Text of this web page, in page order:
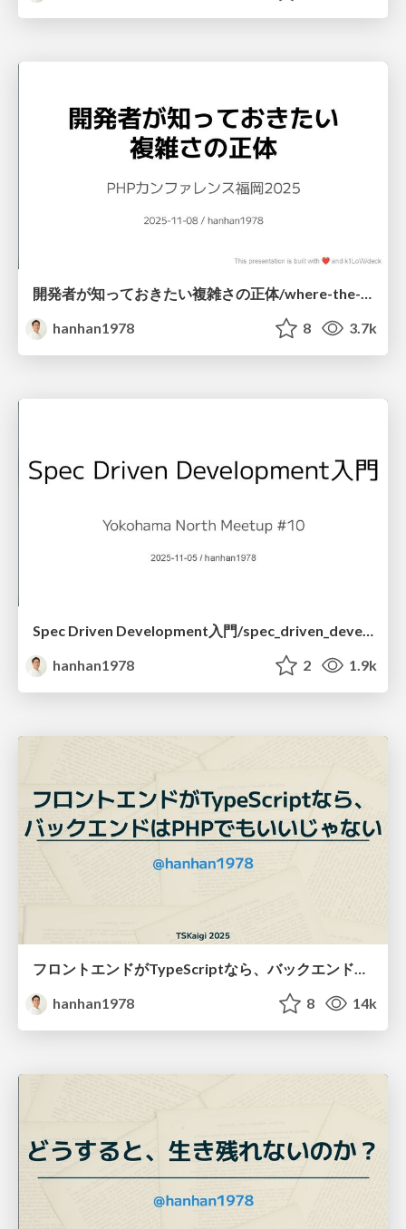
開発者が知っておきたい複雑さの正体/where-the-complexity-comes-from
hanhan1978
8 3.7k
Spec Driven Development入門/spec_driven_development_for_learners
hanhan1978
2 1.9k
フロントエンドがTypeScriptなら、バックエンドはPHPでもいいじゃない/php-is-not-bad
hanhan1978
8 14k